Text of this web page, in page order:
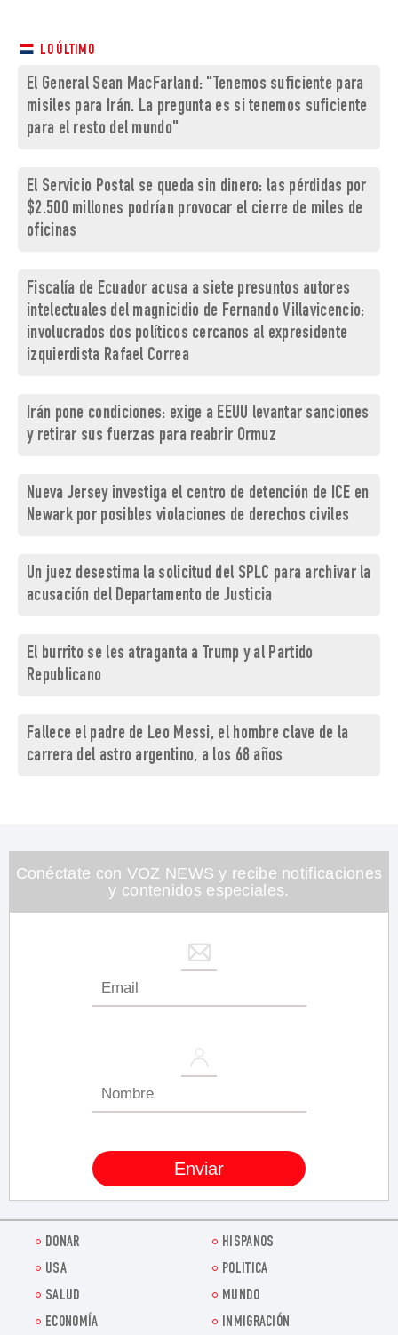
LO ÚLTIMO
El General Sean MacFarland: "Tenemos suficiente para
misiles para Irán. La pregunta es si tenemos suficiente
para el resto del mundo"
El Servicio Postal se queda sin dinero: las pérdidas por
$2.500 millones podrían provocar el cierre de miles de
oficinas
Fiscalía de Ecuador acusa a siete presuntos autores
intelectuales del magnicidio de Fernando Villavicencio:
involucrados dos políticos cercanos al expresidente
izquierdista Rafael Correa
Irán pone condiciones: exige a EEUU levantar sanciones
y retirar sus fuerzas para reabrir Ormuz
Nueva Jersey investiga el centro de detención de ICE en
Newark por posibles violaciones de derechos civiles
Un juez desestima la solicitud del SPLC para archivar la
acusación del Departamento de Justicia
El burrito se les atraganta a Trump y al Partido
Republicano
Fallece el padre de Leo Messi, el hombre clave de la
carrera del astro argentino, a los 68 años
Conéctate con VOZ NEWS y recibe notificaciones
y contenidos especiales.
DONAR
HISPANOS
USA
POLITICA
SALUD
MUNDO
ECONOMÍA
INMIGRACIÓN